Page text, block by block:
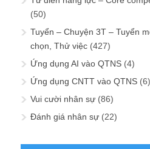
(50)
Tuyển – Chuyện 3T – Tuyển
chọn, Thử việc (427)
Ứng dụng AI vào QTNS (4)
Ứng dụng CNTT vào QTNS (6)
Vui cười nhân sự (86)
Đánh giá nhân sự (22)